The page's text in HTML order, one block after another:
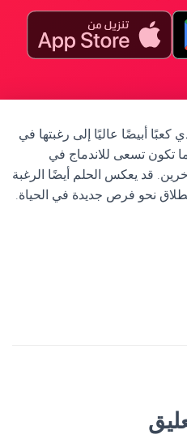
كعبًا أبيضًا عاليًا إلى رغبتها في
تكون تسعى للاندماج في
قد يعكس الحلم أيضًا الرغبة
نحو فرص جديدة في الحياة.